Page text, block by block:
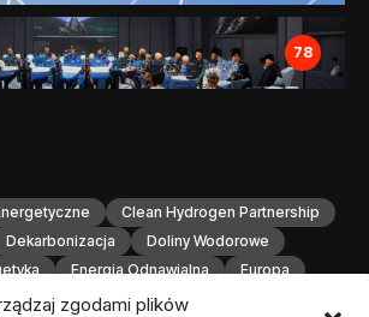
zgodami plików
78
Clean Hydrogen Partnership
Dekarbonizacja
Doliny Wodorowe
Energia Odnawialna
Europa
H2
Hydrogen Europe